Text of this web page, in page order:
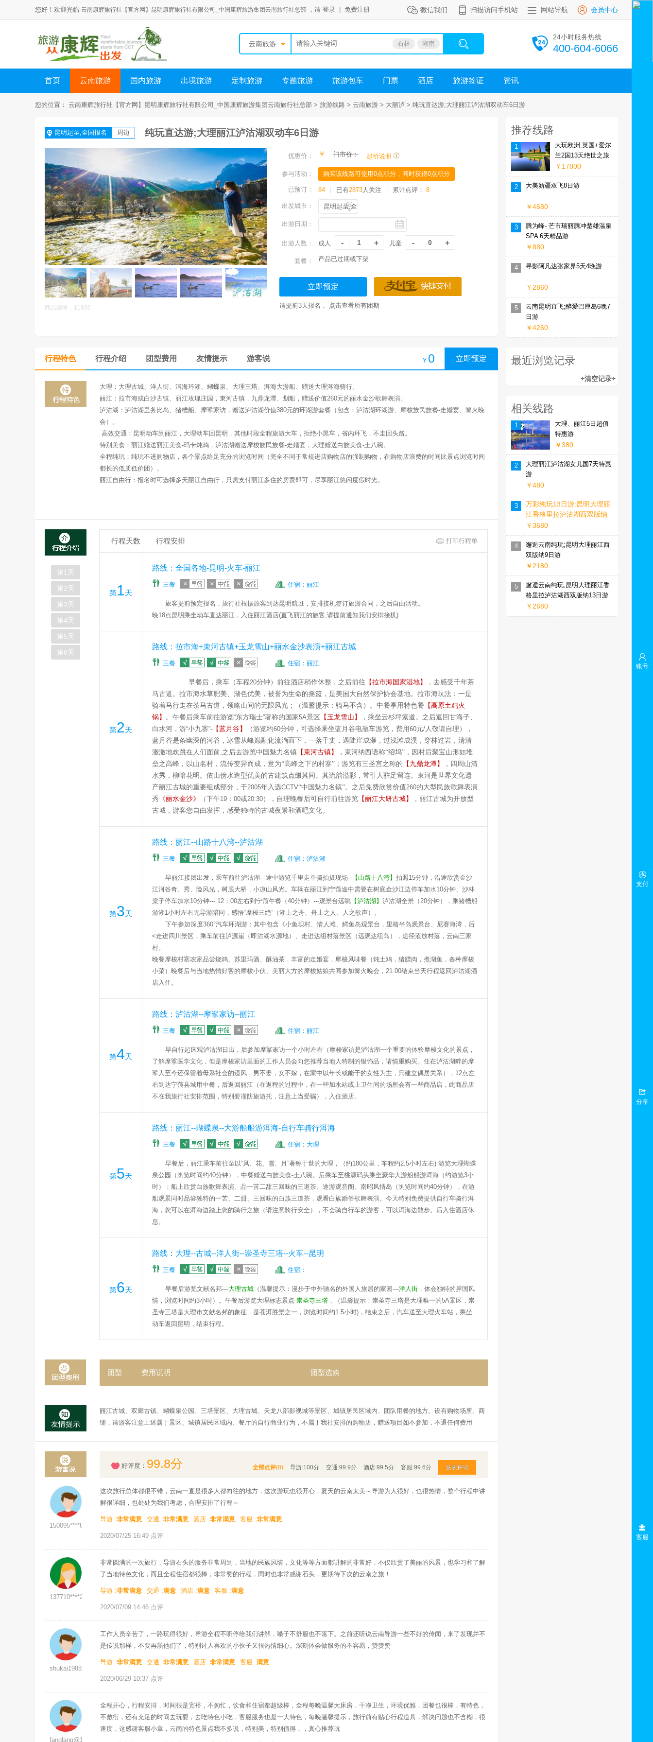
您好！欢迎光临 云南康辉旅行社【官方网】昆明康辉旅行社有限公司_中国康辉旅游集团云南旅行社总部 ，请 登录 免费注册 微信我们 扫描访问手机站 网站导航 会员中心
云南旅游 石林 湖南
24小时服务热线
400-604-6066
首页 云南旅游 国内旅游 出境旅游 定制旅游 专题旅游 旅游包车 门票 酒店 旅游签证 资讯
您的位置： 云南康辉旅行社【官方网】昆明康辉旅行社有限公司_中国康辉旅游集团云南旅行社总部 > 旅游线路 > 云南旅游 > 大丽泸 > 纯玩直达游;大理丽江泸沽湖双动车6日游
昆明起至,全国报名 周边 纯玩直达游;大理丽江泸沽湖双动车6日游
商品编号：11896
优惠价： ￥ 门市价： 起价说明
参与活动： 购买该线路可使用0点积分，同时获得0点积分
已预订： 84 已有2873人关注 累计点评： 8
出发城市：
出游日期：
出游人数： 成人 儿童
套餐： 产品已过期或下架
立即预定
请提前3天报名， 点击查看所有团期
推荐线路
大玩欧洲;英国+爱尔
兰2国13天绝世之旅
￥17800
1
大美新疆双飞8日游
￥4680
2
腾为峰- 芒市瑞丽腾冲楚雄温泉
SPA 6天精品游
￥880
3
寻影阿凡达张家界5天4晚游
￥2860
4
云南昆明直飞;醉爱巴厘岛6晚7
日游
￥4260
5
立即预定
￥ 0
行程特色 行程介绍 团型费用 友情提示 游客说
大理： 大理古城、洋人街、洱海环湖、蝴蝶泉、大理三塔、洱海大游船、 赠送大理洱海骑行。
丽江 ：拉市海或白沙古镇、丽江玫瑰庄园，束河古镇，九鼎龙潭、划船，赠送价值260元的丽水金沙歌舞表演。
泸沽湖： 泸沽湖里务比岛、猪槽船、摩挲家访，赠送泸沽湖价值380元的环湖游套餐（包含：泸沽湖环湖游、摩梭族民族餐-走婚宴、篝火晚
会）。
高效交通： 昆明动车到丽江，大理动车回昆明，其他时段全程旅游大车，拒绝小黑车，省内环飞，不走回头路。
特别美食： 丽江赠送丽江美食-玛卡炖鸡，泸沽湖赠送摩梭族民族餐-走婚宴，大理赠送白族美食-土八碗。
全程纯玩： 纯玩不进购物店，各个景点给足充分的浏览时间（完全不同于常规进店购物店的强制购物，在购物店浪费的时间比景点浏览时间
都长的低质低价团）。
丽江自由行： 报名时可选择多天丽江自由行，只需支付丽江多住的房费即可，尽享丽江悠闲度假时光。
第1 天
第2 天
第3 天
第4 天
第5 天
第6 天
行程天数 打印行程单
行程安排
第1天
路线：全国各地-昆明-火车-丽江
三餐 住宿：丽江
旅客提前预定报名，旅行社根据旅客到达昆明航班，安排接机签订旅游合同，之后自由活动。
晚18点昆明乘坐动车直达丽江，入住丽江酒店(直飞丽江的旅客,请提前通知我们安排接机)
第2天
路线：拉市海+束河古镇+玉龙雪山+丽水金沙表演+丽江古城
三餐 住宿：丽江
早餐后，乘车（车程20分钟）前往酒店稍作休整，之后前往 【拉市海国家湿地】
，去感受千年茶
马古道。拉市海水草肥美、湖色优美，被誉为生命的摇篮，是美国大自然保护协会基地。拉市海玩法：一是
骑着马行走在茶马古道，领略山间的无限风光；（温馨提示：骑马不含）。中餐享用特色餐 【高原土鸡火
锅】 。 午餐后乘车前往游览“东方瑞士”著称的国家5A景区 【玉龙雪山】
，乘坐云杉坪索道。之后返回甘海子、
白水河，游“小九寨”- 【蓝月谷】 （游览约60分钟，可选择乘坐蓝月谷电瓶车游览，费用60元/人敬请自理），
蓝月谷是条幽深的河谷，冰雪从峰巅融化流淌而下，一落千丈，遇陡崖成瀑，过浅滩成溪，穿林过岩，清清
澈澈地欢跳在人们面前,之后去游览中国魅力名镇 【束河古镇】， 束河纳西语称“绍坞”，因村后聚宝山形如堆
垒之高峰，以山名村，流传变异而成，意为“高峰之下的村寨”；游览有三圣宫之称的 【九鼎龙潭】
，四周山清
水秀，柳暗花明。依山傍水造型优美的古建筑点缀其间。其流韵溢彩，常引人驻足留连。束河是世界文化遗
产丽江古城的重要组成部分，于2005年入选CCTV“中国魅力名镇”。之后免费欣赏价值260的大型民族歌舞表演
秀 《丽水金沙》 （下午19 ： 00或20:30），自理晚餐后可自行前往游览 【丽江大研古城】
，丽江古城为开放型
古城，游客您自由发挥，感受独特的古城夜景和酒吧文化。
第3天
路线：丽江--山路十八湾--泸沽湖
三餐 住宿：泸沽湖
早丽江接团出发，乘车前往泸沽湖---途中游览千里走单骑拍摄现场-- 【 山路十八湾】 拍照15分钟，沿途欣赏金沙
江河谷奇、秀、险风光，树底大桥，小凉山风光。车辆在丽江到宁蒗途中需要在树底金沙江边停车加水10分钟、沙林
梁子停车加水10分钟--- 12 ： 00左右到宁蒗午餐（40分钟） ---观景台远眺 【泸沽湖 】 泸沽湖全景（20分钟），乘猪槽船
游湖 1小时左右无导游陪同，感悟“摩梭三绝”（湖上之舟、舟上之人、人之歌声）。
下午参加深度360°汽车环湖游：其中包含《小鱼坝村、情人滩、鳄鱼岛观景台，里格半岛观景台、尼赛海湾，后
<走进四川景区，乘车前往泸源崖（即沽湖水源地）、走进达组村落景区（远观达组岛），途径蒗放村落，云南三家
村。
晚餐摩梭村寨农家品尝烧鸡、苏里玛酒、酥油茶，丰富的走婚宴，摩梭风味餐（炖土鸡，猪膘肉，煮湖鱼，各种摩梭
小菜）晚餐后与当地热情好客的摩梭小伙、美丽大方的摩梭姑娘共同参加篝火晚会， 21:00结束当天行程返回泸沽湖酒
店入住。
第4天
路线：泸沽湖--摩挲家访--丽江
三餐 住宿：丽江
早自行起床观泸沽湖日出，后参加摩挲家访一个小时左右（摩梭家访是泸沽湖一个重要的体验摩梭文化的景点，
了解摩挲医学文化，但是摩梭家访里面的工作人员会向您推荐当地人特制的银饰品，请慎重购买。住在泸沽湖畔的摩
挲人至今还保留着母系社会的遗风，男不娶，女不嫁，在家中以年长或能干的女性为主，只建立偶居关系）， 12点左
右到达宁蒗县城用中餐，后返回丽江（在返程的过程中，在一些加水站或上卫生间的场所会有一些商品店，此商品店
不在我旅行社安排范围，特别要谨防旅游托，注意上当受骗），入住酒店。
第5天
路线：丽江--蝴蝶泉--大游船船游洱海-自行车骑行洱海
三餐 住宿：大理
早餐后，丽江乘车前往至以“风、花、雪、月”著称于世的大理，（约180公里，车程约2.5小时左右) 游览大理蝴蝶
泉公园
（浏览时间约40分钟），中餐赠送白族美食-土八碗。后乘车至桃源码头乘坐豪华大游船船游洱海 （约游览3小
时）：船上欣赏白族歌舞表演、品一苦二甜三回味的三道茶、途游观音阁、 南昭风情岛 （浏览时间约40分钟），在游
船观景同时品尝独特的一苦、二甜、三回味的白族三道茶 ，观看白族婚俗歌舞表演。今天特别免费提供自行车骑行洱
海 ，您可以在洱海边踏上您的骑行之旅（请注意骑行安全），不会骑自行车的游客，可以洱海边散步。后入住酒店休
息。
第6天
路线：大理--古城--洋人街--崇圣寺三塔--火车--昆明
三餐 住宿：
早餐后游览文献名邦—大理古城 （温馨提示：漫步于中外驰名的外国人旅居的家园—洋人街 ，体会独特的异国风
情，浏览时间约3小时）。午餐后游览大理标志景点-崇圣寺三塔 ，（温馨提示：崇圣寺三塔是大理唯一的5A景区，崇
圣寺三塔是大理市文献名邦的象征，是苍洱胜景之一，浏览时间约1.5小时) ，结束之后，汽车送至大理火车站，乘坐
动车返回昆明，结束行程。
团型 费用说明 团型选购
友情提示
丽江古城、双廊古镇、蝴蝶泉公园、三塔景区、大理古城、天龙八部影视城等景区、城镇居民区域内、团队用餐的地方。设有购物场所、商
铺，请游客注意上述属于景区、城镇居民区域内、餐厅的自行商业行为，不属于我社安排的购物店，赠送项目如不参加，不退任何费用
好评度： 99.8分 全部点评(8) 导游:100分 交通:99.9分 酒店:99.5分 客服:99.6分 发表评论
150095****8
这次旅行总体都很不错，云南一直是很多人都向往的地方，这次游玩也很开心，夏天的云南太美～导游为人很好，也很热情，整个行程中讲
解很详细，也处处为我们考虑，合理安排了行程～
导游 :非常满意 交通 :非常满意 酒店 :非常满意 客服 :非常满意
2020/07/25 16:49 点评
137710****2
非常圆满的一次旅行，导游石头的服务非常周到，当地的民族风情，文化等等方面都讲解的非常好，不仅欣赏了美丽的风景，也学习和了解
了当地特色文化，而且全程住宿都很棒，非常赞的行程，同时也非常感谢石头，更期待下次的云南之旅！
导游 :非常满意 交通 :满意 酒店 :满意 客服 :满意
2020/07/09 14:46 点评
shukai1988@yiji****m
工作人员辛苦了，一路玩得很好，导游全程不听停给我们讲解，嗓子不舒服也不落下。之前还听说云南导游一些不好的传闻，来了发现并不
是传说那样，不要再黑他们了，特别讨人喜欢的小伙子又很热情细心。深刻体会做服务的不容易，赞赞赞
导游 :非常满意 交通 :非常满意 酒店 :非常满意 客服 :满意
2020/06/29 10:37 点评
fanglang@16****m
全程开心，行程安排，时间很是宽裕，不匆忙，饮食和住宿都超级棒，全程每晚温馨大床房，干净卫生，环境优雅，团餐也很棒，有特色，
不敷衍，还有充足的时间去玩耍，去吃特色小吃，客服服务也是一大特色，每晚温馨提示，旅行前有贴心行程道具，解决问题也不含糊，很
速度，这感谢客服小章，云南的特色景点我不多说，特别美，特别值得，，真心推荐玩
最近浏览记录
相关线路
大理、丽江5日超值
特惠游
￥380
1
大理丽江泸沽湖女儿国7天特惠
游
￥480
2
万彩纯玩13日游:昆明大理丽
江香格里拉泸沽湖西双版纳
￥3680
3
邂逅云南纯玩;昆明大理丽江西
双版纳9日游
￥2180
4
邂逅云南纯玩;昆明大理丽江香
格里拉泸沽湖西双版纳13日游
￥2680
5
账号
支付
分享
客服